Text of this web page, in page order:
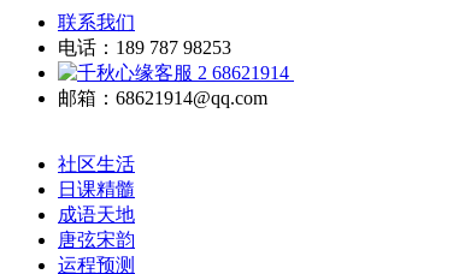
联系我们
电话：189 787 98253
68621914
邮箱：68621914@qq.com
社区生活
日课精髓
成语天地
唐弦宋韵
运程预测